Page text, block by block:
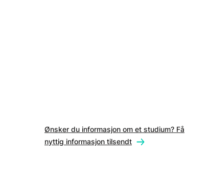
Ønsker du informasjon om et studium? Få
nyttig informasjon tilsendt